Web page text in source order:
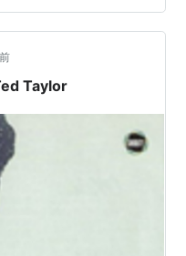
ていきましたが、ヘヴ
、ラウド、オルタナを
ォーカスしてロック
Taylor